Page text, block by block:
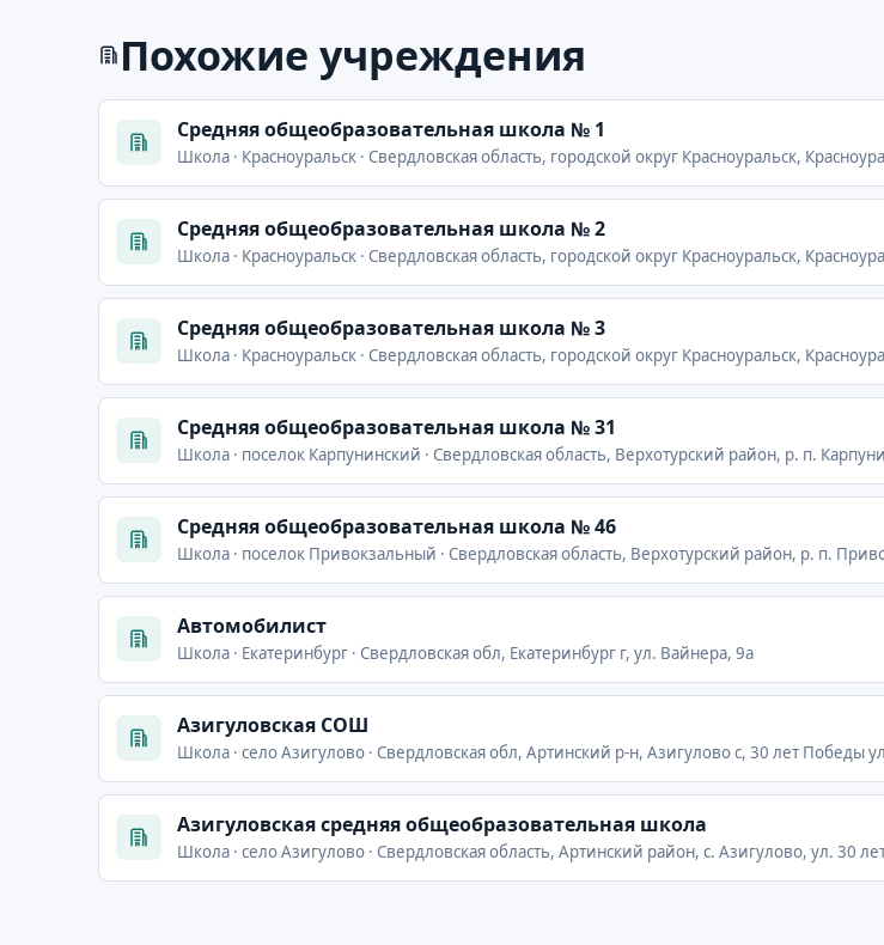
Похожие учреждения
Cредняя общеобразовательная школа № 1
Школа · Красноуральск · Свердловская область, городской округ Красноуральск,
Cредняя общеобразовательная школа № 2
Школа · Красноуральск · Свердловская область, городской округ Красноуральск,
Cредняя общеобразовательная школа № 3
Школа · Красноуральск · Свердловская область, городской округ Красноуральск,
Cредняя общеобразовательная школа № 31
Школа · поселок Карпунинский · Свердловская область, Верхотурский район, р. п.
Cредняя общеобразовательная школа № 46
Школа · поселок Привокзальный · Свердловская область, Верхотурский район, р. п.
Автомобилист
Школа · Екатеринбург · Свердловская обл, Екатеринбург г, ул. Вайнера, 9а
Азигуловская СОШ
Школа · село Азигулово · Свердловская обл, Артинский р-н, Азигулово с, 30 лет Победы
Азигуловская средняя общеобразовательная школа
Школа · село Азигулово · Свердловская область, Артинский район, с. Азигулово, ул. 30